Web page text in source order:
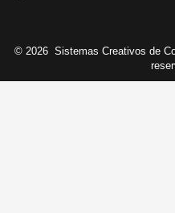
© 2026 Sistemas Creativos de